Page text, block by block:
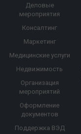
Деловые
мероприятия
Консалтинг
Маркетинг
Медицинские услуги
Недвижимость
Организация
мероприятий
Оформление
документов
Поддержка ВЭД